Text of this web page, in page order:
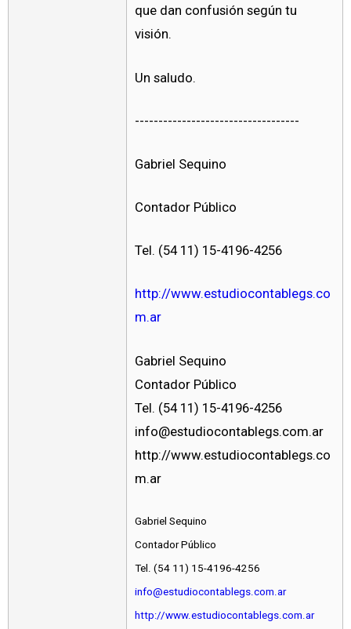
que dan confusión según tu
visión.
Un saludo.
-----------------------------------
Gabriel Sequino
Contador Público
Tel. (54 11) 15-4196-4256
http://www.estudiocontablegs.co
m.ar
Gabriel Sequino
Contador Público
Tel. (54 11) 15-4196-4256
info@estudiocontablegs.com.ar
http://www.estudiocontablegs.co
m.ar
Gabriel Sequino
Contador Público
Tel. (54 11) 15-4196-4256
info@estudiocontablegs.com.ar
http://www.estudiocontablegs.com.ar